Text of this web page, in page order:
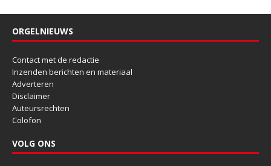
ORGELNIEUWS
Contact met de redactie
Inzenden berichten en materiaal
Adverteren
Disclaimer
Auteursrechten
Colofon
VOLG ONS